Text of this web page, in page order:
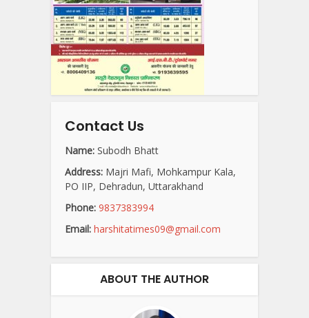
Contact Us
Name: Subodh Bhatt
Address: Majri Mafi, Mohkampur Kala,
PO IIP, Dehradun, Uttarakhand
Phone: 9837383994
Email: harshitatimes09@gmail.com
ABOUT THE AUTHOR